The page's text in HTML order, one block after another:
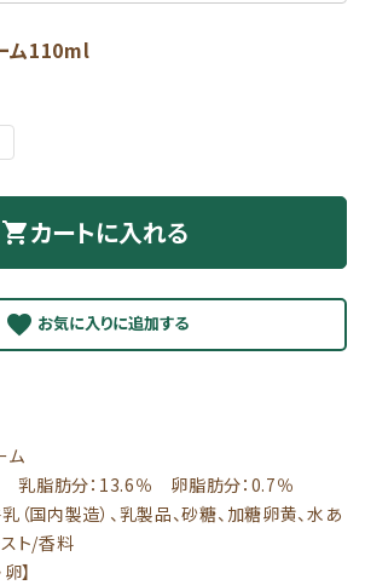
ム110ml
shopping_cartカートに入れる
favorite
ム
乳脂肪分：13.6％ 卵脂肪分：0.7％
（国内製造）、乳製品、砂糖、加糖卵黄、水あ
ト/香料
】